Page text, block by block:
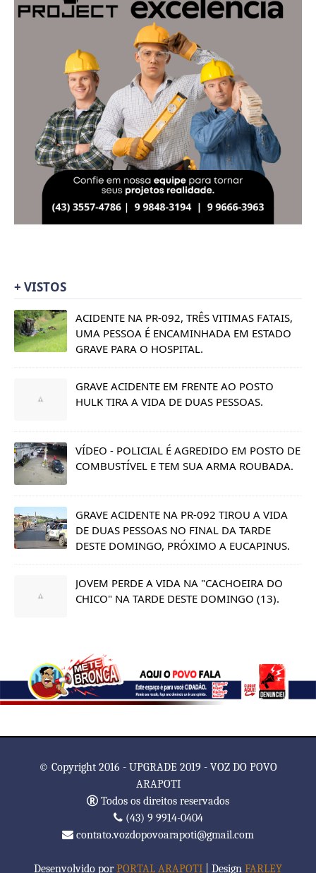
+ VISTOS
ACIDENTE NA PR-092, TRÊS VITIMAS FATAIS,
UMA PESSOA É ENCAMINHADA EM ESTADO
GRAVE PARA O HOSPITAL.
GRAVE ACIDENTE EM FRENTE AO POSTO
HULK TIRA A VIDA DE DUAS PESSOAS.
VÍDEO - POLICIAL É AGREDIDO EM POSTO DE
COMBUSTÍVEL E TEM SUA ARMA ROUBADA.
GRAVE ACIDENTE NA PR-092 TIROU A VIDA
DE DUAS PESSOAS NO FINAL DA TARDE
DESTE DOMINGO, PRÓXIMO A EUCAPINUS.
JOVEM PERDE A VIDA NA "CACHOEIRA DO
CHICO" NA TARDE DESTE DOMINGO (13).
© Copyright 2016 - UPGRADE 2019 - VOZ DO POVO
ARAPOTI
Todos os direitos reservados
(43) 9 9914-0404
contato.vozdopovoarapoti@gmail.com
Desenvolvido porPORTAL ARAPOTI | Design FARLEY